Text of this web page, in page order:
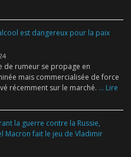
est dangereux pour la paix
de rumeur se propage en
mais commercialisée de force
récemment sur le marché. ... Lire
la guerre contre la Russie,
Macron fait le jeu de Vladimir